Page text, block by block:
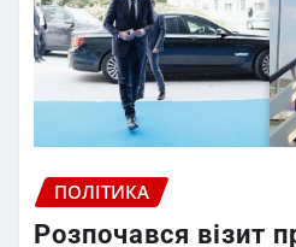
ПОЛІТИКА
Розпочався візит